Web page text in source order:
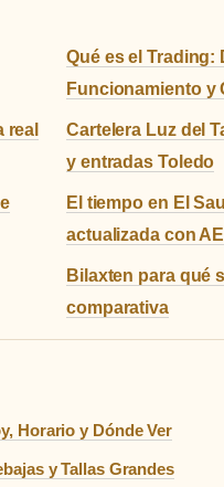
Qué es el Trading:
Funcionamiento y
real
Cartelera Luz del
y entradas Toledo
El tiempo en El
actualizada con
Bilaxten para qué
comparativa
Horario y Dónde Ver
y Tallas Grandes